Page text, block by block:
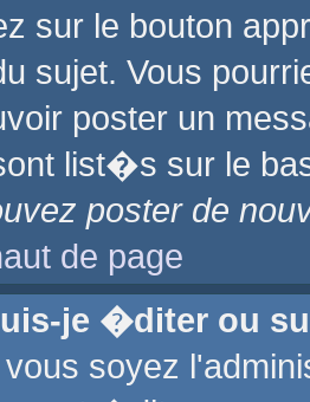
sur le bouton
sujet. Vous
poster un
list�s sur le
poster de
de page
je �diter ou
vous soyez